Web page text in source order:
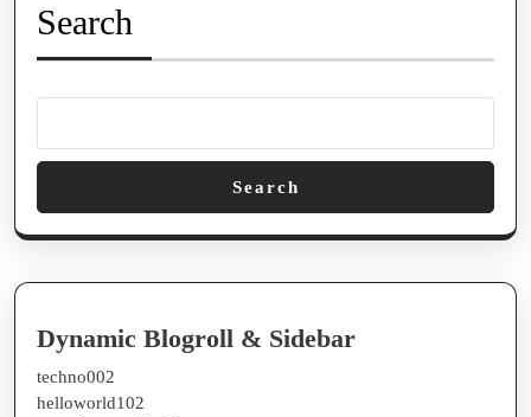
Search
Search
Dynamic Blogroll & Sidebar
techno002
helloworld102